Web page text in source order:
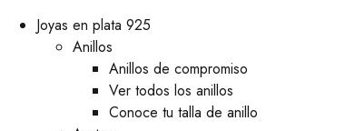
Joyas en plata 925
Anillos
Anillos de compromiso
Ver todos los anillos
Conoce tu talla de anillo